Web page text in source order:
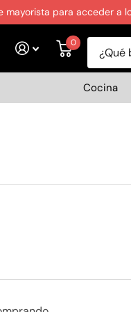
mayorista para acceder a
0
Cocina